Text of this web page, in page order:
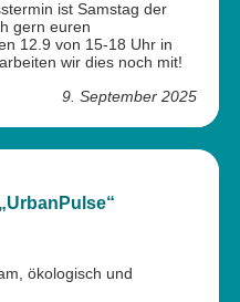
ist Samstag der
gern euren
12.9 von 15-18 Uhr in
wir dies noch mit!
9. September 2025
ökologisch und